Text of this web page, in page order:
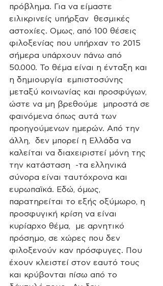
πρόβλημα. Για να είμαστε
ειλικρινείς υπήρξαν  θεσμικές
αστοχίες. Ομως, από 100 θέσεις
φιλοξενίας που υπήρχαν το 2015
σήμερα υπάρχουν πάνω από
50.000. Το θέμα είναι η ένταξη και
η δημιουργία  εμπιστοσύνης
μεταξύ κοινωνίας και προσφύγων,
ώστε να μη βρεθούμε  μπροστά σε
φαινόμενα όπως αυτά των
προηγούμενων ημερών. Από την
άλλη,  δεν μπορεί η Ελλάδα να
καλείται να διαχειριστεί μόνη της
την κατάσταση  -τα ελληνικά
σύνορα είναι ταυτόχρονα και
ευρωπαϊκά. Εδώ, όμως,
παρατηρείται το εξής οξύμωρο, η
προσφυγική κρίση να είναι
κυρίαρχο θέμα,  με αρνητικό
πρόσημο, σε χώρες που δεν
φιλοξενούν καν πρόσφυγες. Που
έχουν κλειστεί στον εαυτό τους
και κρύβονται πίσω από το